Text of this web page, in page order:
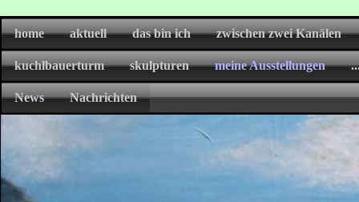
home aktuell das bin ich zwischen zwei Kanälen
kuchlbauerturm skulpturen meine Ausstellungen
News Nachrichten